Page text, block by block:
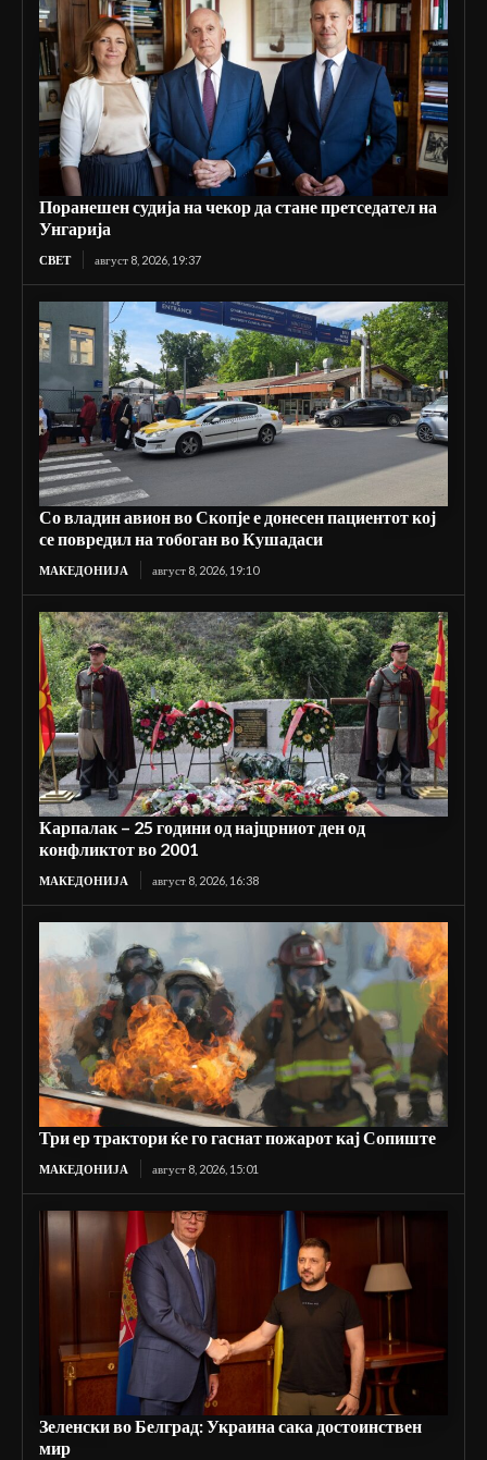
Поранешен судија на чекор да стане претседател на
Унгарија
СВЕТ август 8, 2026, 19:37
Со владин авион во Скопје е донесен пациентот кој
се повредил на тобоган во Кушадаси
МАКЕДОНИЈА август 8, 2026, 19:10
Карпалак – 25 години од најцрниот ден од
конфликтот во 2001
МАКЕДОНИЈА август 8, 2026, 16:38
Три ер трактори ќе го гаснат пожарот кај Сопиште
МАКЕДОНИЈА август 8, 2026, 15:01
Зеленски во Белград: Украина сака достоинствен
мир